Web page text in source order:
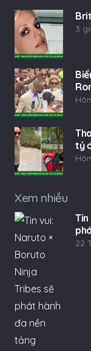
3
tỷ
Xem nhiều
22